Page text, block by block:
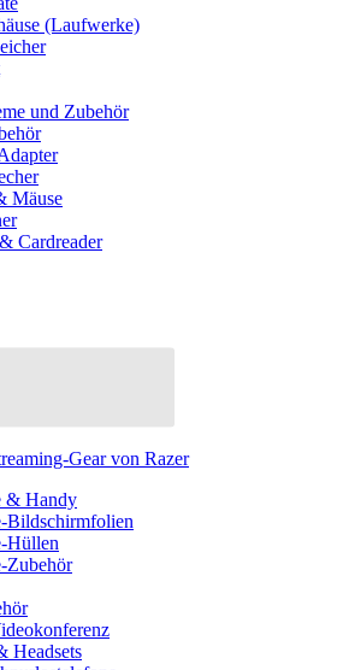
(Laufwerke)
und Zubehör
Mäuse
Cardreader
Gear von Razer
& Handy
Bildschirmfolien
Hüllen
Zubehör
Headsets